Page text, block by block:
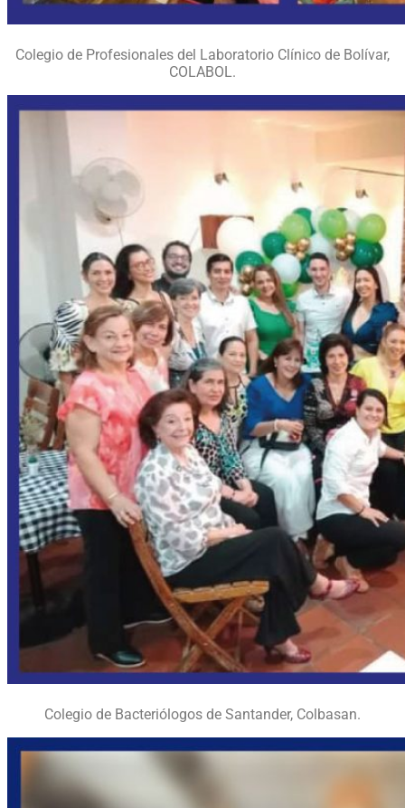
Colegio de Profesionales del Laboratorio Clínico de Bolívar,
COLABOL.
Colegio de Bacteriólogos de Santander, Colbasan.